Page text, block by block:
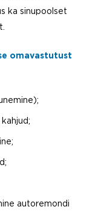
ka sinupoolset
omavastutust
autoremondi